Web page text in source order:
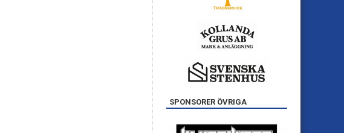
SPONSORER ÖVRIGA